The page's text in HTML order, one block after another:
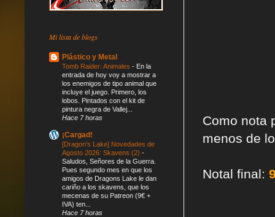
Como nota
menos de
Notal final:
Mi lista de blogs
Plástico y Metal
Tomb Raider: Animales - En la
entrada de hoy voy a mostrar a
los enemigos de tipo animal que
incluye el juego. Primero, los
lobos. Pintados con el kit de
pintura negra de Vallej...
Hace 7 horas
¡Cargad!
[Dragon’s Lake] Novedades de
Agosto 2026: Skavens (2) -
Saludos, Señores de la Guerra.
Pues segundo mes en que los
amigos de Dragons Lake le dan
cariño a los skavens, que los
mecenas de su Patreon (9€ +
IVA) ten...
Hace 7 horas